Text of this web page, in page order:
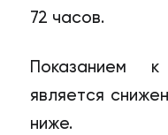
72 часов.
Показанием
является
ниже.